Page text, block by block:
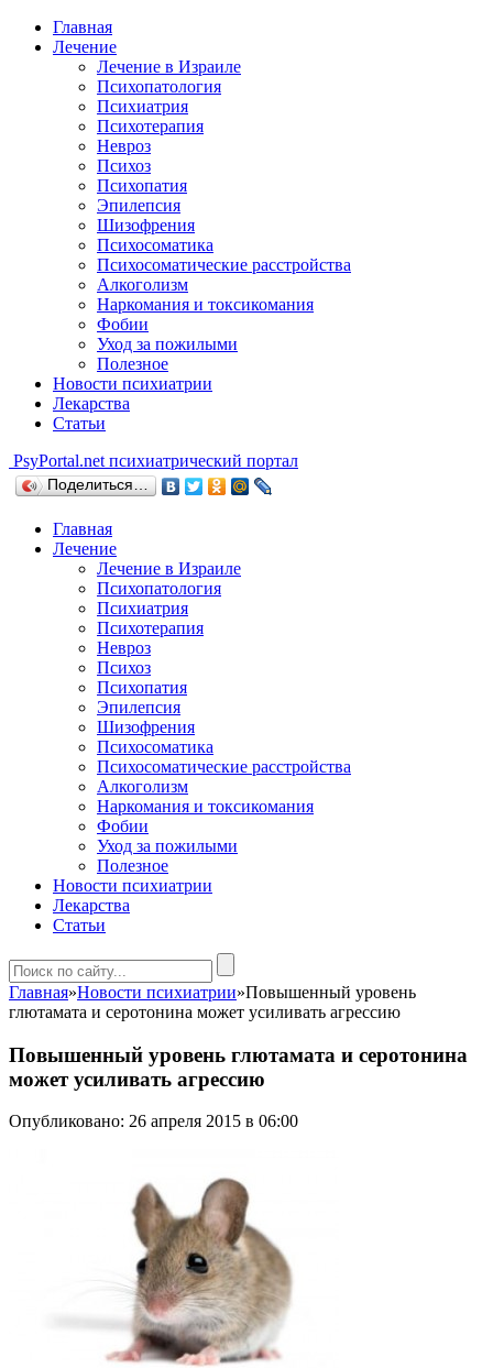
Главная
Лечение
Лечение в Израиле
Психопатология
Психиатрия
Психотерапия
Невроз
Психоз
Психопатия
Эпилепсия
Шизофрения
Психосоматика
Психосоматические расстройства
Алкоголизм
Наркомания и токсикомания
Фобии
Уход за пожилыми
Полезное
Новости психиатрии
Лекарства
Статьи
PsyPortal.net психиатрический портал
Поделиться…
Главная
Лечение
Лечение в Израиле
Психопатология
Психиатрия
Психотерапия
Невроз
Психоз
Психопатия
Эпилепсия
Шизофрения
Психосоматика
Психосоматические расстройства
Алкоголизм
Наркомания и токсикомания
Фобии
Уход за пожилыми
Полезное
Новости психиатрии
Лекарства
Статьи
Главная»Новости психиатрии»Повышенный уровень
глютамата и серотонина может усиливать агрессию
Повышенный уровень глютамата и серотонина
может усиливать агрессию
Опубликовано: 26 апреля 2015 в 06:00